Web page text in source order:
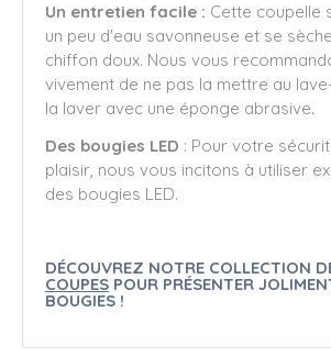
Un entretien facile : Cette coupelle
un peu d'eau savonneuse et se
chiffon doux. Nous vous
vivement de ne pas la mettre au
la laver avec une éponge abrasive.
Des bougies LED : Pour votre
plaisir, nous vous incitons à utiliser
des bougies LED.
DÉCOUVREZ NOTRE COLLECTION
COUPES POUR PRÉSENTER
BOUGIES !